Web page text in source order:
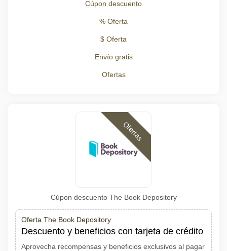
Cúpon descuento
% Oferta
$ Oferta
Envío gratis
Ofertas
Ofertas
Cúpon descuento The Book Depository
Oferta The Book Depository
Descuento y beneficios con tarjeta de crédito
Aprovecha recompensas y beneficios exclusivos al pagar